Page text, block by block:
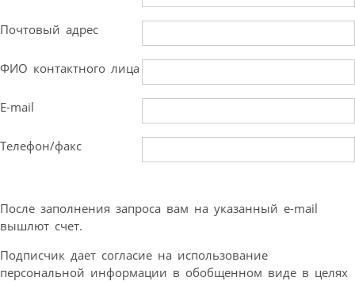
Почтовый адрес
ФИО контактного лица
E-mail
Телефон/факс
После заполнения запроса вам на указанный e-mail
вышлют счет.
Подписчик дает согласие на использование
персональной информации в обобщенном виде в целях